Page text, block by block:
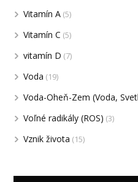
Vitamín A (5)
Vitamín C (5)
vitamín D (7)
Voda (19)
Voda-Oheň-Zem (Voda,
Voľné radikály (ROS) (3)
Vznik života (15)